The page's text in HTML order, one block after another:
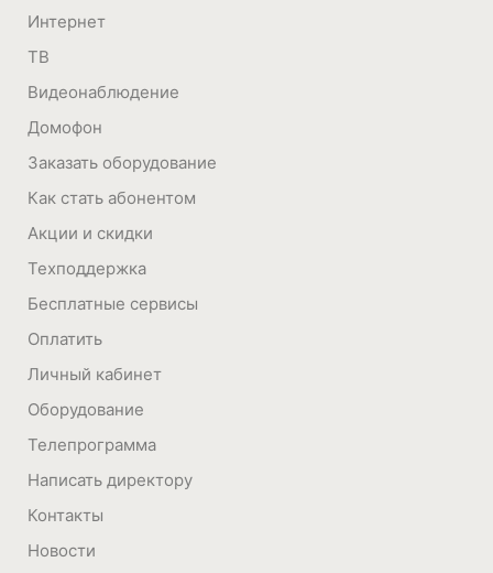
Интернет
ТВ
Видеонаблюдение
Домофон
Заказать оборудование
Как стать абонентом
Акции и скидки
Техподдержка
Бесплатные сервисы
Оплатить
Личный кабинет
Оборудование
Телепрограмма
Написать директору
Контакты
Новости